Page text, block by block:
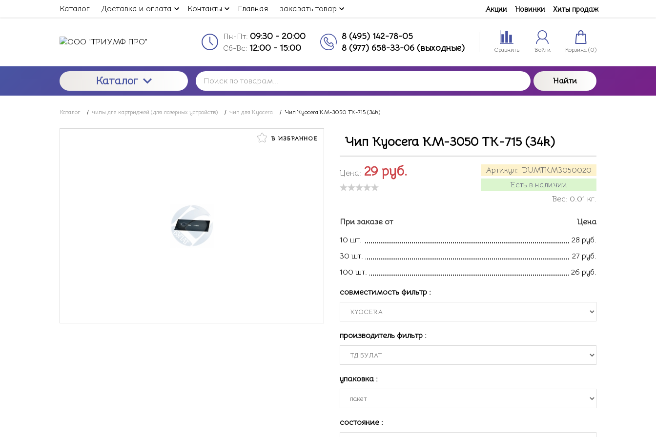
Каталог Доставка и оплата Контакты Главная заказать товар Акции Новинки Хиты продаж
Пн-Пт: 09:30 - 20:00
Сб-Вс: 12:00 - 15:00
8 (495) 142-78-05
8 (977) 658-33-06 (выходные)
Сравнить Войти Корзина (0)
Каталог Найти
Каталог / чипы для картриджей (для лазерных устройств) / чип для Kyocera / Чип Kyocera KM-3050 TK-715 (34k)
В ИЗБРАННОЕ Чип Kyocera KM-3050 TK-715 (34k)
Артикул: DUMTKM3050020
Есть в наличии
Вес: 0.01 кг.
Цена: 29 руб.
При заказе от
Цена
10 шт.
28 руб.
30 шт.
27 руб.
100 шт.
26 руб.
совместимость фильтр :
производитель фильтр :
упаковка :
состояние :